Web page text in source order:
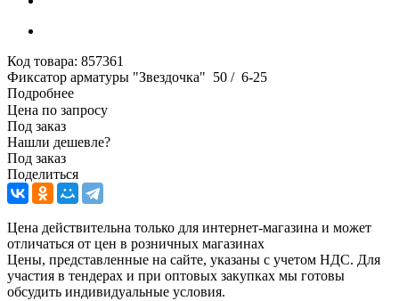
Код товара: 857361
Фиксатор арматуры "Звездочка" 50 / 6-25
Подробнее
Цена по запросу
Под заказ
Нашли дешевле?
Под заказ
Поделиться
Цена действительна только для интернет-магазина и может
отличаться от цен в розничных магазинах
Цены, представленные на сайте, указаны с учетом НДС. Для
участия в тендерах и при оптовых закупках мы готовы
обсудить индивидуальные условия.